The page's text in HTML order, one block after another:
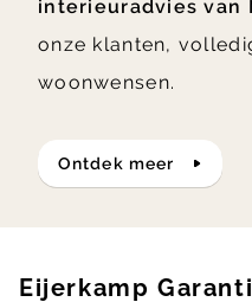
interieuradvies van
onze klanten,
woonwensen.
ontdek meer
Eijerkamp